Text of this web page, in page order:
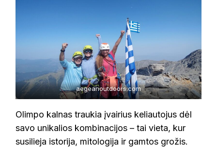
aegeanoutdoors.com
Olimpo kalnas traukia įvairius keliautojus dėl
savo unikalios kombinacijos – tai vieta, kur
susilieja istorija, mitologija ir gamtos grožis.